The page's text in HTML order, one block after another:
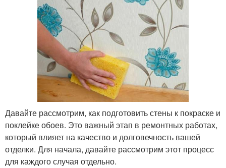
Давайте рассмотрим, как подготовить стены к покраске и
поклейке обоев. Это важный этап в ремонтных работах,
который влияет на качество и долговечность вашей
отделки. Для начала, давайте рассмотрим этот процесс
для каждого случая отдельно.